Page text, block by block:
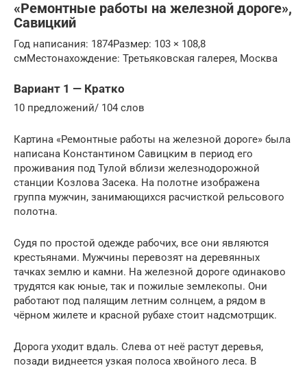
«Ремонтные работы на железной дороге»,
Савицкий
Год написания: 1874Размер: 103 × 108,8
смМестонахождение: Третьяковская галерея, Москва
Вариант 1 — Кратко
10 предложений/ 104 слов
Картина «Ремонтные работы на железной дороге» была
написана Константином Савицким в период его
проживания под Тулой вблизи железнодорожной
станции Козлова Засека. На полотне изображена
группа мужчин, занимающихся расчисткой рельсового
полотна.
Судя по простой одежде рабочих, все они являются
крестьянами. Мужчины перевозят на деревянных
тачках землю и камни. На железной дороге одинаково
трудятся как юные, так и пожилые землекопы. Они
работают под палящим летним солнцем, а рядом в
чёрном жилете и красной рубахе стоит надсмотрщик.
Дорога уходит вдаль. Слева от неё растут деревья,
позади виднеется узкая полоса хвойного леса. В